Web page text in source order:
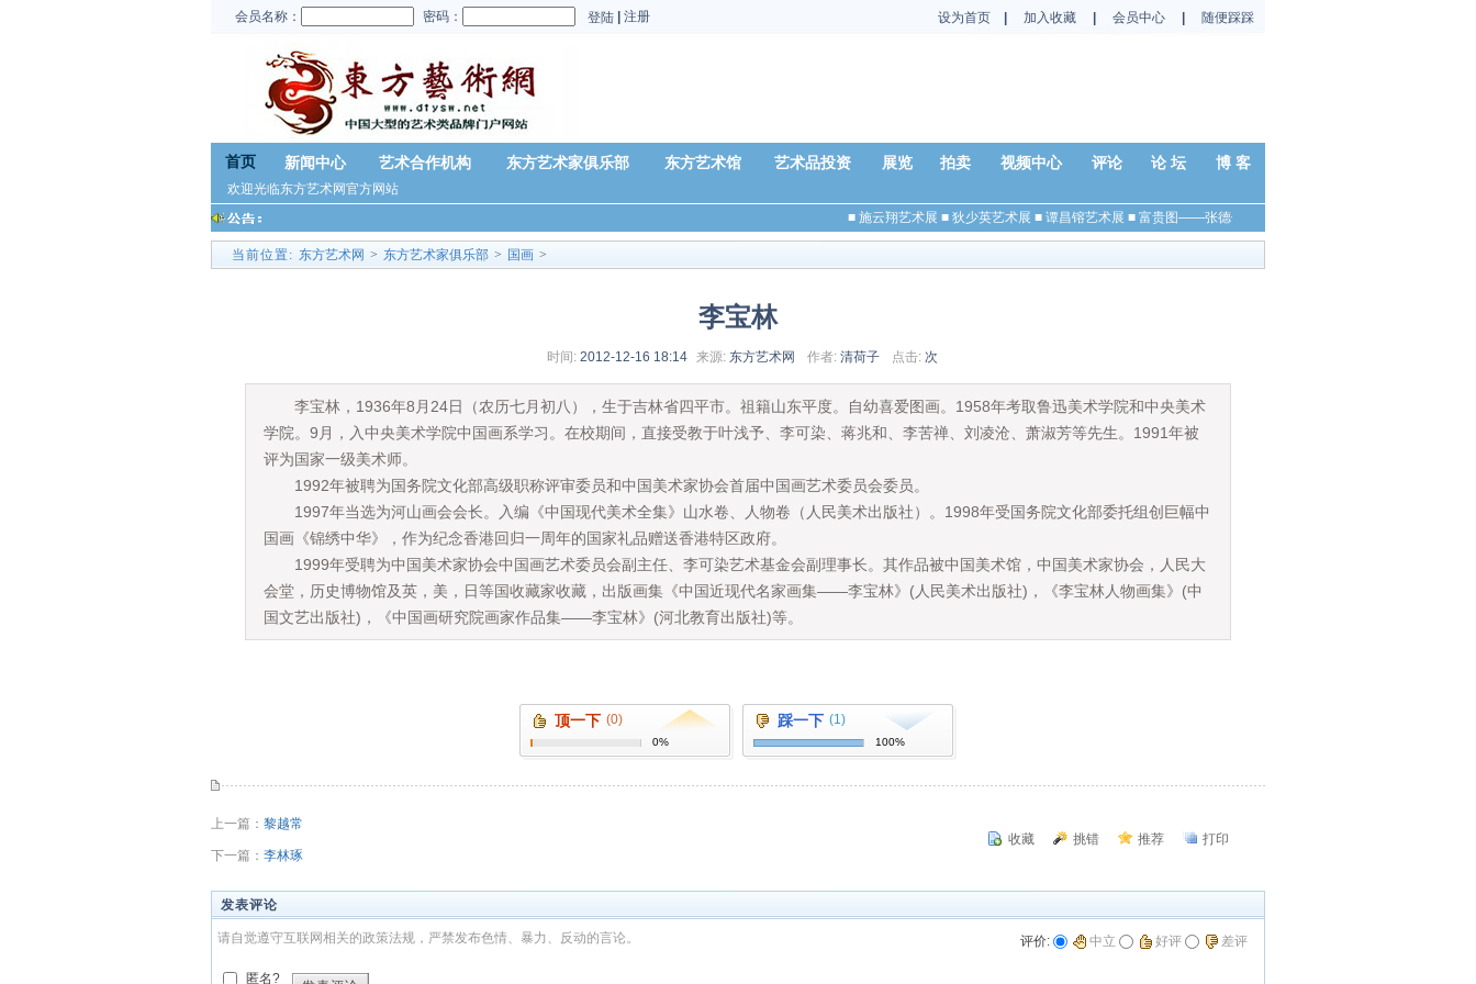
会员名称： 密码： 登陆| 注册 设为首页 加入收藏 会员中心 随便踩踩
首页 新闻中心 艺术合作机构 东方艺术家俱乐部 东方艺术馆 艺术品投资 展览 拍卖 视频中心 评论 论 坛 博 客
欢迎光临东方艺术网官方网站
■ 施云翔艺术展 ■ 狄少英艺术展 ■ 谭昌镕艺术展 ■ 富贵图——张德俊
当前位置: 东方艺术网 > 东方艺术家俱乐部 > 国画 >
李宝林
时间: 2012-12-16 18:14 来源: 东方艺术网 作者: 清荷子 点击: 次
李宝林，1936年8月24日（农历七月初八），生于吉林省四平市。祖籍山东平度。自幼喜爱图画。1958年考取鲁迅美术学院和中央美术
学院。9月，入中央美术学院中国画系学习。在校期间，直接受教于叶浅予、李可染、蒋兆和、李苦禅、刘凌沧、萧淑芳等先生。1991年被
评为国家一级美术师。
1992年被聘为国务院文化部高级职称评审委员和中国美术家协会首届中国画艺术委员会委员。
1997年当选为河山画会会长。入编《中国现代美术全集》山水卷、人物卷（人民美术出版社）。1998年受国务院文化部委托组创巨幅中
国画《锦绣中华》，作为纪念香港回归一周年的国家礼品赠送香港特区政府。
1999年受聘为中国美术家协会中国画艺术委员会副主任、李可染艺术基金会副理事长。其作品被中国美术馆，中国美术家协会，人民大
会堂，历史博物馆及英，美，日等国收藏家收藏，出版画集《中国近现代名家画集——李宝林》(人民美术出版社)，《李宝林人物画集》(中
国文艺出版社)，《中国画研究院画家作品集——李宝林》(河北教育出版社)等。
顶一下 (0)
0%
踩一下 (1)
100%
上一篇： 黎越常
下一篇： 李林琢
收藏 挑错 推荐 打印
发表评论
请自觉遵守互联网相关的政策法规，严禁发布色情、暴力、反动的言论。 评价: 中立 好评 差评
匿名?